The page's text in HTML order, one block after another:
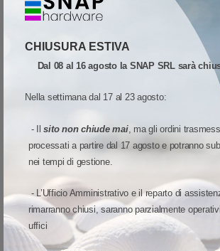
CHIUSURA ESTIVA
Dal 08 al 16 agosto la SNAP SRL sarà
Nella settimana dal 17 al 23 agosto:
- Ilsito non chiude mai, ma gli ordini
processati a partire dal 17 agosto e potranno
nei tempi di gestione.
- L’Ufficio Amministrativo e il reparto di
rimarranno chiusi, saranno parzialmente
uffici
PIATTAFORMA
L'ULTIMA VERSIONE DEL
ANDROID
Nel mondo Android, l'accesso all'ultima versione
dotata delle più recenti patch di sicurezza, è
per le aziende più piccole. Il computer mobile
standard più avanzati per questa categoria di
processoreocta-core da 2 GHz e al sistema
(certificato GMS nella maggior parte delle regioni),
Android 15.
LA CONNETTIVITÀ CELLULARE
ESTREMAMENTE PRATICA